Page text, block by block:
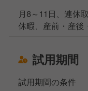
月8～11日、連休
休暇、産前・産後
試用期間
試用期間の条件